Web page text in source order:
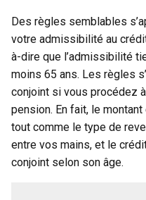
Des règles semblables
votre admissibilité au
à-dire que l’admissibilité
moins 65 ans. Les règles
conjoint si vous procédez
pension. En fait, le
tout comme le type de
entre vos mains, et le
conjoint selon son âge.